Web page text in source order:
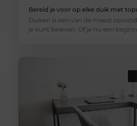
Bereid je voor op elke duik met
Duiken is een van de meest
je kunt beleven. Of je nu een